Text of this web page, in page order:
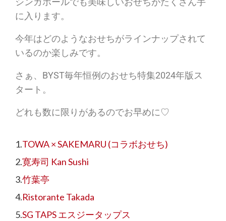
に入ります。
今年はどのようなおせちがラインナップされて
いるのか楽しみです。
さぁ、BYST毎年恒例のおせち特集2024年版ス
タート。
どれも数に限りがあるのでお早めに♡
TOWA × SAKEMARU (コラボおせち)
寛寿司 Kan Sushi
竹葉亭
Ristorante Takada
SG TAPS エスジータップス